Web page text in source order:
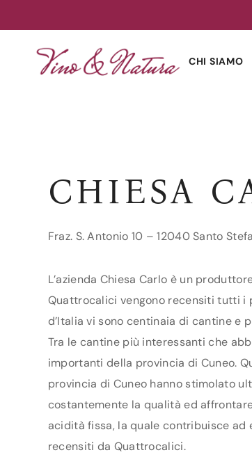
CHI SIAMO
CHIESA
Fraz. S. Antonio 10 – 12040 Santo
L’azienda Chiesa Carlo è un
Quattrocalici vengono recensiti tutti i
d’Italia vi sono centinaia di cantine e
Tra le cantine più interessanti che
importanti della provincia di Cuneo.
provincia di Cuneo hanno stimolato
costantemente la qualità ed
acidità fissa, la quale contribuisce ad
recensiti da Quattrocalici.